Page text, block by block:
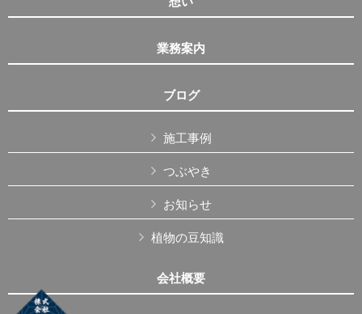
業務案内
ブログ
施工事例
つぶやき
お知らせ
植物の豆知識
会社概要